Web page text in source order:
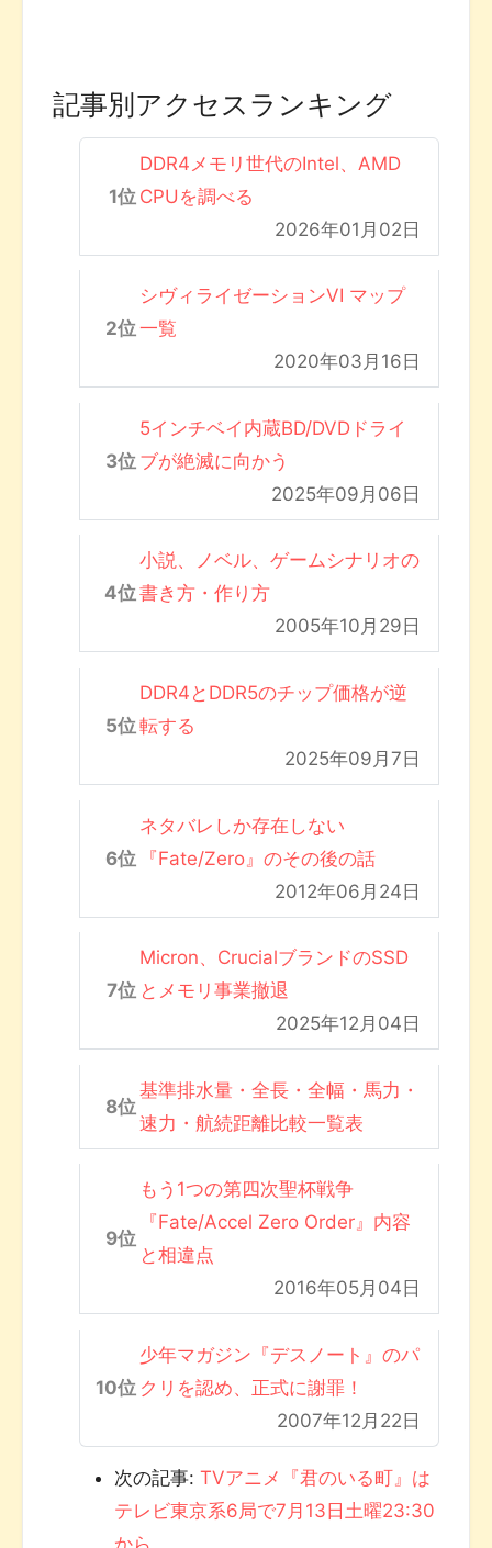
記事別アクセスランキング
DDR4メモリ世代のIntel、AMD
CPUを調べる
2026年01月02日
シヴィライゼーションVI マップ
一覧
2020年03月16日
5インチベイ内蔵BD/DVDドライ
ブが絶滅に向かう
2025年09月06日
小説、ノベル、ゲームシナリオの
書き方・作り方
2005年10月29日
DDR4とDDR5のチップ価格が逆
転する
2025年09月7日
ネタバレしか存在しない
『Fate/Zero』のその後の話
2012年06月24日
Micron、CrucialブランドのSSD
とメモリ事業撤退
2025年12月04日
基準排水量・全長・全幅・馬力・
速力・航続距離比較一覧表
もう1つの第四次聖杯戦争
『Fate/Accel Zero Order』内容
と相違点
2016年05月04日
少年マガジン『デスノート』のパ
クリを認め、正式に謝罪！
2007年12月22日
次の記事: TVアニメ『君のいる町』は
テレビ東京系6局で7月13日土曜23:30